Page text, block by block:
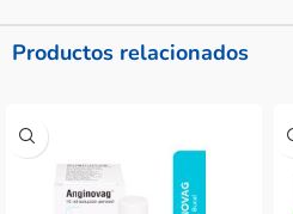
Productos relacionados